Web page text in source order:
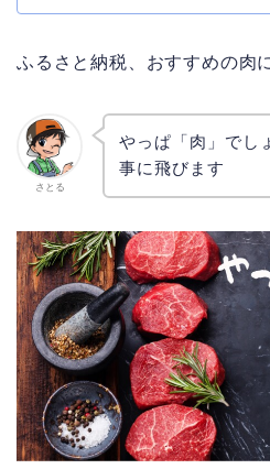
ふるさと納税、おすすめの肉
さとる
やっぱ「肉」でし
事に飛びます